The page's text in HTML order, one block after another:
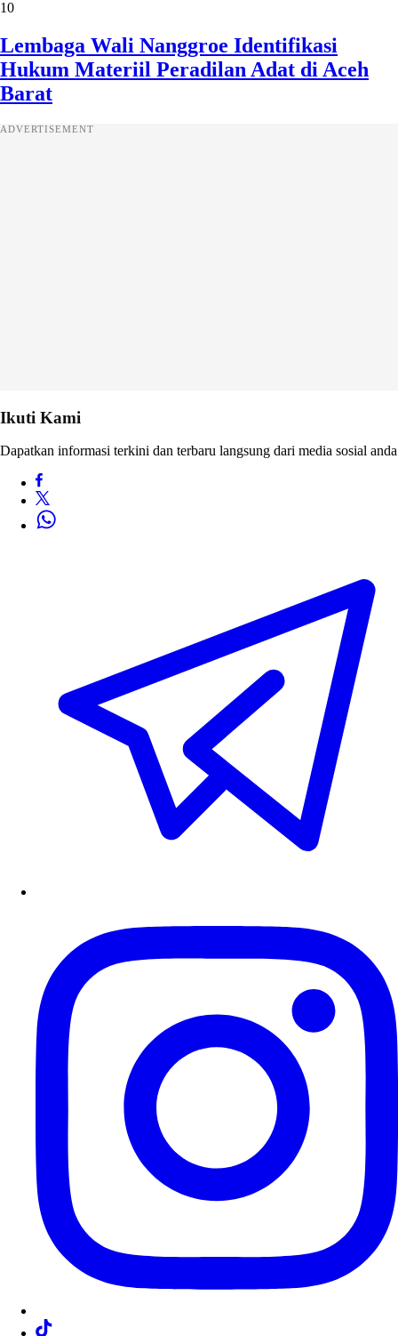
10
Lembaga Wali Nanggroe Identifikasi
Hukum Materiil Peradilan Adat di Aceh
Barat
ADVERTISEMENT
Ikuti Kami
Dapatkan informasi terkini dan terbaru langsung dari media sosial anda